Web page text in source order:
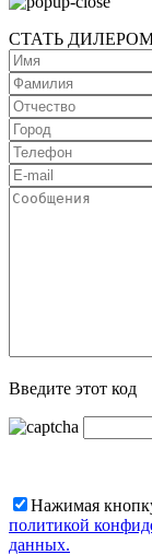
СТАТЬ
Введите этот код
Нажимая
политикой
данных.